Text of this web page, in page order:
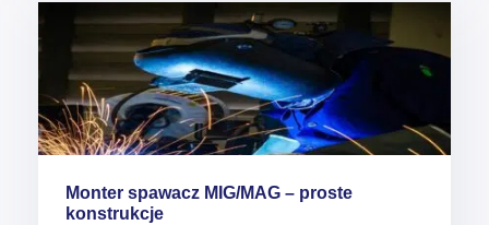
Monter spawacz MIG/MAG – proste
konstrukcje